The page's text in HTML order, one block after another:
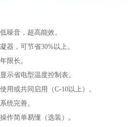
噪音，超高能效。
器，可节省30%以上。
限长。
示省电型温度控制表。
用或共同启用（C-10以上）。
统完善。
作简单易懂（选装）。